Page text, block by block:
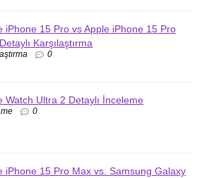
iPhone 15 Pro vs Apple iPhone 15 Pro
Karşılaştırma
0
Watch Ultra 2 Detaylı İnceleme
0
iPhone 15 Pro Max vs. Samsung Galaxy